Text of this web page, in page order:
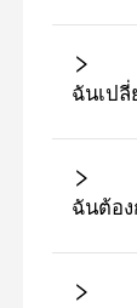
ฉันเปลี่
ฉันต้อ